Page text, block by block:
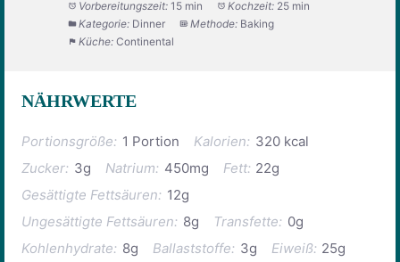
Vorbereitungszeit: 15 min Kochzeit: 25 min
Kategorie: Dinner Methode: Baking
Küche: Continental
NÄHRWERTE
Portionsgröße: 1 Portion Kalorien: 320 kcal
Zucker: 3g Natrium: 450mg Fett: 22g
Gesättigte Fettsäuren: 12g
Ungesättigte Fettsäuren: 8g Transfette: 0g
Kohlenhydrate: 8g Ballaststoffe: 3g Eiweiß: 25g